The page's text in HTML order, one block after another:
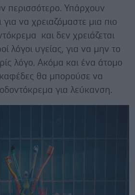
περισσότερο. Υπάρχουν
να χρειαζόμαστε μια πιο
και δεν χρειάζεται
λόγοι υγείας, για να μην το
λόγο. Ακόμα και ένα άτομο
θα μπορούσε να
για λεύκανση.